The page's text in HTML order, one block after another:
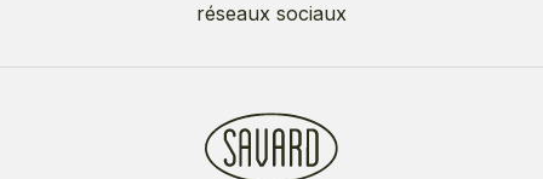
réseaux sociaux